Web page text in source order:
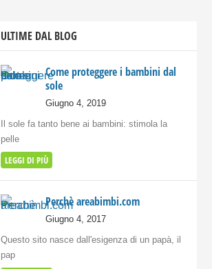
ULTIME DAL BLOG
Come proteggere i bambini dal
sole
Giugno 4, 2019
Il sole fa tanto bene ai bambini: stimola la
pelle
LEGGI DI PIÙ
Perchè areabimbi.com
Giugno 4, 2017
Questo sito nasce dall'esigenza di un papà, il
pap